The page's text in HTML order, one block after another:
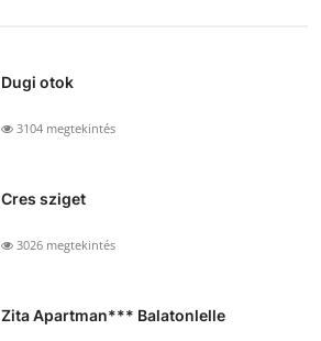
Dugi otok
3104 megtekintés
Cres sziget
3026 megtekintés
Zita Apartman*** Balatonlelle